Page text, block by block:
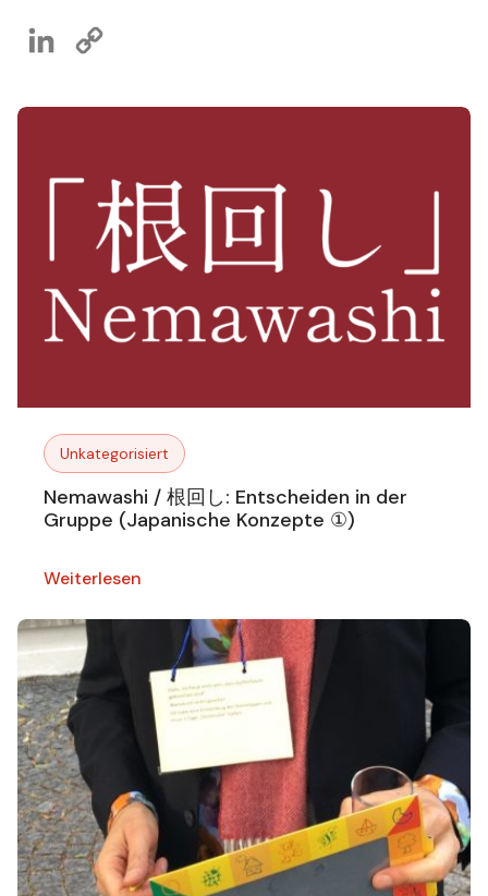
LinkedIn
Unkategorisiert
Nemawashi / 根回し: Entscheiden in der
Gruppe (Japanische Konzepte ①)
Weiterlesen